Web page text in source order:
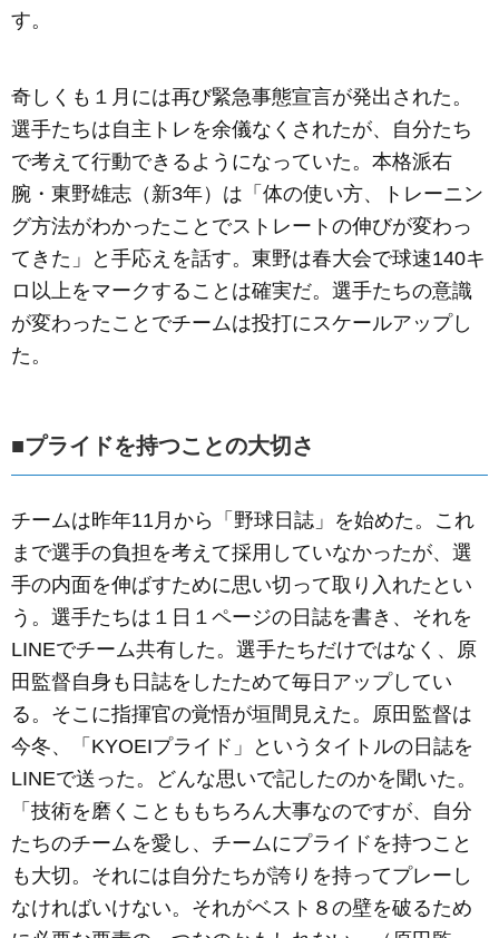
す。
奇しくも１月には再び緊急事態宣言が発出された。
選手たちは自主トレを余儀なくされたが、自分たち
で考えて行動できるようになっていた。本格派右
腕・東野雄志（新3年）は「体の使い方、トレーニン
グ方法がわかったことでストレートの伸びが変わっ
てきた」と手応えを話す。東野は春大会で球速140キ
ロ以上をマークすることは確実だ。選手たちの意識
が変わったことでチームは投打にスケールアップし
た。
■プライドを持つことの大切さ
チームは昨年11月から「野球日誌」を始めた。これ
まで選手の負担を考えて採用していなかったが、選
手の内面を伸ばすために思い切って取り入れたとい
う。選手たちは１日１ページの日誌を書き、それを
LINEでチーム共有した。 選手たちだけではなく、原
田監督自身も日誌をしたためて毎日アップしてい
る。そこに指揮官の覚悟が垣間見えた。原田監督は
今冬、「KYOEIプライド」というタイトルの日誌を
LINEで送った。どんな思いで記したのかを聞いた。
「技術を磨くことももちろん大事なのですが、自分
たちのチームを愛し、チームにプライドを持つこと
も大切。それには自分たちが誇りを持ってプレーし
なければいけない。それがベスト８の壁を破るため